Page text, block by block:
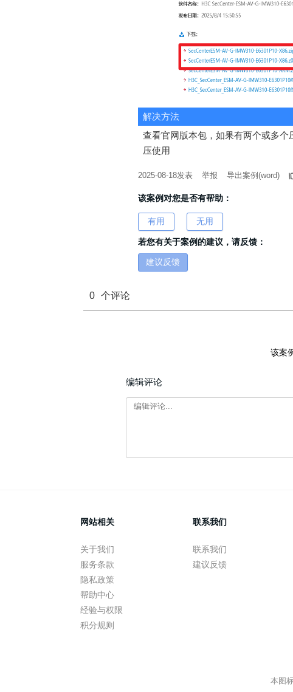
解决方法
查看官网版本包，如果有两个或多
压使用
2025-08-18发表 举报 导出案例(word)
该案例对您是否有帮助：
有用 无用
若您有关于案例的建议，请反馈：
建议反馈
0 个评论
该案
编辑评论
网站相关
关于我们
服务条款
隐私政策
帮助中心
经验与权限
积分规则
联系我们
联系我们
建议反馈
本图